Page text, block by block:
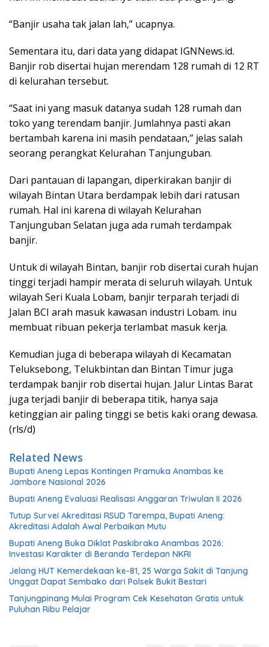
“Banjir usaha tak jalan lah,” ucapnya.
Sementara itu, dari data yang didapat IGNNews.id.
Banjir rob disertai hujan merendam 128 rumah di 12 RT
di kelurahan tersebut.
“Saat ini yang masuk datanya sudah 128 rumah dan
toko yang terendam banjir. Jumlahnya pasti akan
bertambah karena ini masih pendataan,” jelas salah
seorang perangkat Kelurahan Tanjunguban.
Dari pantauan di lapangan, diperkirakan banjir di
wilayah Bintan Utara berdampak lebih dari ratusan
rumah. Hal ini karena di wilayah Kelurahan
Tanjunguban Selatan juga ada rumah terdampak
banjir.
Untuk di wilayah Bintan, banjir rob disertai curah hujan
tinggi terjadi hampir merata di seluruh wilayah. Untuk
wilayah Seri Kuala Lobam, banjir terparah terjadi di
Jalan BCI arah masuk kawasan industri Lobam. inu
membuat ribuan pekerja terlambat masuk kerja.
Kemudian juga di beberapa wilayah di Kecamatan
Teluksebong, Telukbintan dan Bintan Timur juga
terdampak banjir rob disertai hujan. Jalur Lintas Barat
juga terjadi banjir di beberapa titik, hanya saja
ketinggian air paling tinggi se betis kaki orang dewasa.
(rls/d)
Related News
Bupati Aneng Lepas Kontingen Pramuka Anambas ke
Jambore Nasional 2026
Bupati Aneng Evaluasi Realisasi Anggaran Triwulan II 2026
Tutup Survei Akreditasi RSUD Tarempa, Bupati Aneng:
Akreditasi Adalah Awal Perbaikan Mutu
Bupati Aneng Buka Diklat Paskibraka Anambas 2026:
Investasi Karakter di Beranda Terdepan NKRI
Jelang HUT Kemerdekaan ke-81, 25 Warga Sakit di Tanjung
Unggat Dapat Sembako dari Polsek Bukit Bestari
Tanjungpinang Mulai Program Cek Kesehatan Gratis untuk
Puluhan Ribu Pelajar